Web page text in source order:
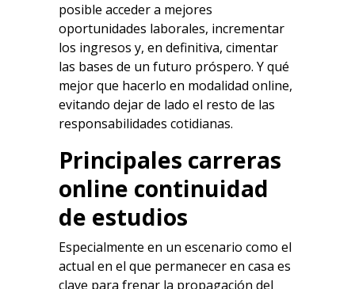
posible acceder a mejores
oportunidades laborales, incrementar
los ingresos y, en definitiva, cimentar
las bases de un futuro próspero. Y qué
mejor que hacerlo en modalidad online,
evitando dejar de lado el resto de las
responsabilidades cotidianas.
Principales carreras
online continuidad
de estudios
Especialmente en un escenario como el
actual en el que permanecer en casa es
clave para frenar la propagación del